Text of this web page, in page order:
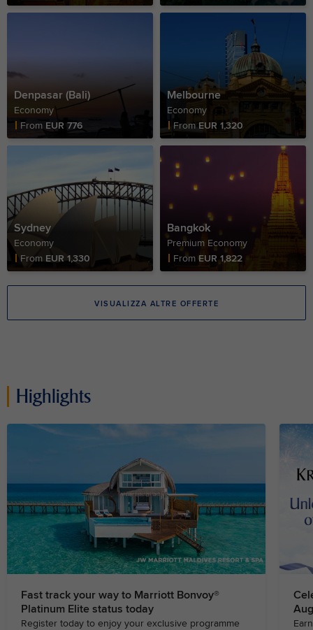
Denpasar (Bali)
Economy
Fare Price
From EUR 776
Melbourne
Economy
Fare Price
From EUR 1,320
Sydney
Economy
Fare Price
From EUR 1,330
Bangkok
Premium Economy
Fare Price
From EUR 1,822
VISUALIZZA ALTRE OFFERTE
Highlights
Fast track your way to Marriott Bonvoy®
Platinum Elite status today
Register today to enjoy your exclusive programme